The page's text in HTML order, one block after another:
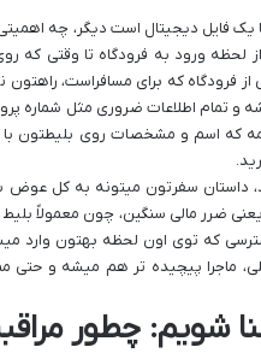
فایل دیجیتال است دیگر، چه
لحظه ورود به فرودگاه تا وقتی که
فرودگاه که برای مسافراست،
و تمام اطلاعات ضروری مثل شماره
اسم و مشخصات روی بلیطتون با
داستان سفرتون میتونه به کل عوض
ضرر مالی سنگین، چون معمولاً
که توی اون لحظه بهتون وارد
ماجرا پیچیده تر هم میشه و
شویم: چطور